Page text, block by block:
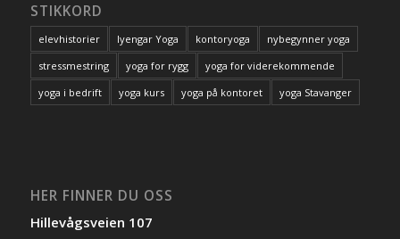
STIKKORD
elevhistorier Iyengar Yoga kontoryoga
nybegynner yoga
stressmestring
yoga for rygg
yoga for viderekommende
yoga i bedrift
yoga kurs yoga på kontoret yoga Stavanger
HER FINNER DU OSS
Hillevågsveien 107